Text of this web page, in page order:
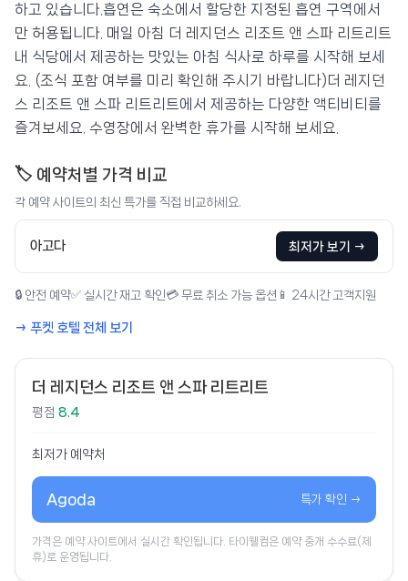
하고 있습니다.흡연은 숙소에서 할당한 지정된 흡연 구역에서
만 허용됩니다. 매일 아침 더 레지던스 리조트 앤 스파 리트리트
내 식당에서 제공하는 맛있는 아침 식사로 하루를 시작해 보세
요. (조식 포함 여부를 미리 확인해 주시기 바랍니다)더 레지던
스 리조트 앤 스파 리트리트에서 제공하는 다양한 액티비티를
즐겨보세요. 수영장에서 완벽한 휴가를 시작해 보세요.
🏷️ 예약처별 가격 비교
각 예약 사이트의 최신 특가를 직접 비교하세요.
아고다 최저가 보기 →
🔒 안전 예약✅ 실시간 재고 확인 💳 무료 취소 가능 옵션 📱 24시간 고객지원
→ 푸켓 호텔 전체 보기
더 레지던스 리조트 앤 스파 리트리트
평점 8.4
최저가 예약처
Agoda 특가 확인 →
가격은 예약 사이트에서 실시간 확인됩니다. 타이웰컴은 예약 중개 수수료(제
휴)로 운영됩니다.